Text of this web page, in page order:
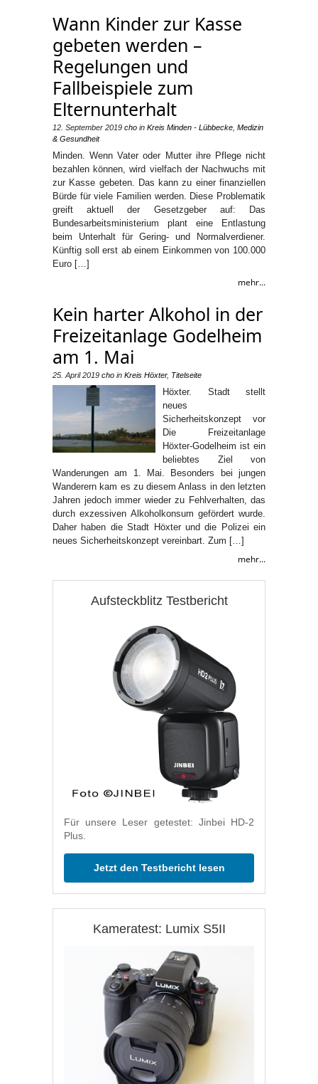
Wann Kinder zur Kasse
gebeten werden –
Regelungen und
Fallbeispiele zum
Elternunterhalt
12. September 2019 cho in Kreis Minden - Lübbecke Medizin
& Gesundheit
Minden. Wenn Vater oder Mutter ihre Pflege nicht
bezahlen können, wird vielfach der Nachwuchs mit
zur Kasse gebeten. Das kann zu einer finanziellen
Bürde für viele Familien werden. Diese Problematik
greift aktuell der Gesetzgeber auf: Das
Bundesarbeitsministerium plant eine Entlastung
beim Unterhalt für Gering- und Normalverdiener.
Künftig soll erst ab einem Einkommen von 100.000
Euro […]
mehr...
Kein harter Alkohol in der
Freizeitanlage Godelheim
am 1. Mai
25. April 2019 cho in Kreis Höxter, Titelseite
Höxter. Stadt stellt
neues
Sicherheitskonzept vor
Die Freizeitanlage
Höxter-Godelheim ist ein
beliebtes Ziel von
Wanderungen am 1. Mai. Besonders bei jungen
Wanderern kam es zu diesem Anlass in den letzten
Jahren jedoch immer wieder zu Fehlverhalten, das
durch exzessiven Alkoholkonsum gefördert wurde.
Daher haben die Stadt Höxter und die Polizei ein
neues Sicherheitskonzept vereinbart. Zum […]
mehr...
Aufsteckblitz Testbericht
Für unsere Leser getestet: Jinbei HD-2
Plus.
Jetzt den Testbericht lesen
Kameratest: Lumix S5II